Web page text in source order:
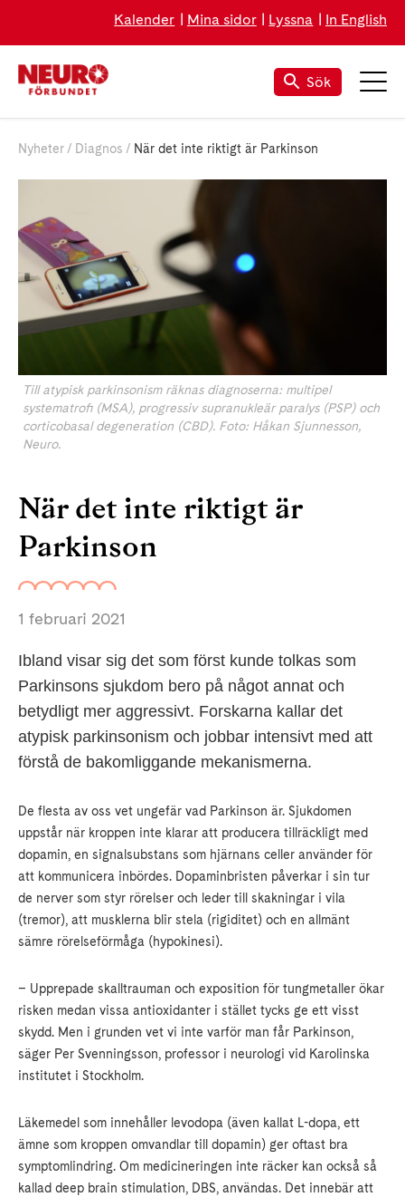
Kalender Mina sidor Lyssna In English
Sök
Nyheter Diagnos När det inte riktigt är Parkinson
Till atypisk parkinsonism räknas diagnoserna: multipel
systematrofi (MSA), progressiv supranukleär paralys (PSP) och
corticobasal degeneration (CBD). Foto: Håkan Sjunnesson,
Neuro.
När det inte riktigt är
Parkinson
1 februari 2021
Ibland visar sig det som först kunde tolkas som
Parkinsons sjukdom bero på något annat och
betydligt mer aggressivt. Forskarna kallar det
atypisk parkinsonism och jobbar intensivt med att
förstå de bakomliggande mekanismerna.
De flesta av oss vet ungefär vad Parkinson är. Sjukdomen
uppstår när kroppen inte klarar att producera tillräckligt med
dopamin, en signalsubstans som hjärnans celler använder för
att kommunicera inbördes. Dopaminbristen påverkar i sin tur
de nerver som styr rörelser och leder till skakningar i vila
(tremor), att musklerna blir stela (rigiditet) och en allmänt
sämre rörelseförmåga (hypokinesi).
– Upprepade skalltrauman och exposition för tungmetaller ökar
risken medan vissa antioxidanter i stället tycks ge ett visst
skydd. Men i grunden vet vi inte varför man får Parkinson,
säger Per Svenningsson, professor i neurologi vid Karolinska
institutet i Stockholm.
Läkemedel som innehåller levodopa (även kallat L-dopa, ett
ämne som kroppen omvandlar till dopamin) ger oftast bra
symptomlindring. Om medicineringen inte räcker kan också så
kallad deep brain stimulation, DBS, användas. Det innebär att